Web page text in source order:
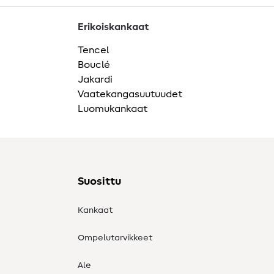
Erikoiskankaat
Tencel
Bouclé
Jakardi
Vaatekangasuutuudet
Luomukankaat
Suosittu
Kankaat
Ompelutarvikkeet
Ale